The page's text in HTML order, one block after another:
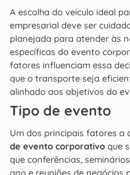
A escolha do veículo ideal
empresarial deve ser
planejada para atender às
específicas do evento
fatores influenciam essa
que o transporte seja
alinhado aos objetivos do
Tipo de evento
Um dos principais fatores a
de evento corporativo que
que conferências,
ano e reuniões de negócios